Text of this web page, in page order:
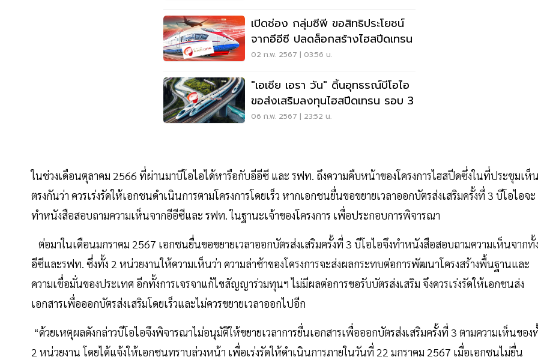
เปิดช่อง กลุ่มซีพี ขอสิทธิประโยชน์
จากอีอีซี ปลดล็อกสร้างไฮสปีดเทรน
02 ก.พ. 2567 | 03:56 น.
"เอเชีย เอรา วัน" ดิ้นอุทธรณ์บีโอไอ
ขอส่งเสริมลงทุนไฮสปีดเทรน รอบ 3
06 ก.พ. 2567 | 23:52 น.
ในช่วงเดือนตุลาคม 2566 ที่ผ่านมาบีโอไอได้หารือกับอีอีซี และ รฟท. ถึงความคืบหน้าของโครงการไฮสปีดซึ่งในที่ประชุมเห็
ตรงกันว่า ควรเร่งรัดให้เอกชนดำเนินการตามโครงการโดยเร็ว หากเอกชนยื่นขอขยายเวลาออกบัตรส่งเสริมครั้งที่ 3 บีโอไอจะ
ทำหนังสือสอบถามความเห็นจากอีอีซีและ รฟท. ในฐานะเจ้าของโครงการ เพื่อประกอบการพิจารณา
ต่อมาในเดือนมกราคม 2567 เอกชนยื่นขอขยายเวลาออกบัตรส่งเสริมครั้งที่ 3 บีโอไอจึงทำหนังสือสอบถามความเห็นจากทั้
อีซีและรฟท. ซึ่งทั้ง 2 หน่วยงานให้ความเห็นว่า ความล่าช้าของโครงการจะส่งผลกระทบต่อการพัฒนาโครงสร้างพื้นฐานและ
ความเชื่อมั่นของประเทศ อีกทั้งการเจรจาแก้ไขสัญญาร่วมทุนฯ ไม่มีผลต่อการขอรับบัตรส่งเสริม จึงควรเร่งรัดให้เอกชนส่ง
เอกสารเพื่อออกบัตรส่งเสริมโดยเร็วและไม่ควรขยายเวลาออกไปอีก
“ด้วยเหตุผลดังกล่าวบีโอไอจึงพิจารณาไม่อนุมัติให้ขยายเวลาการยื่นเอกสารเพื่อออกบัตรส่งเสริมครั้งที่ 3 ตามความเห็นของ
2 หน่วยงาน โดยได้แจ้งให้เอกชนทราบล่วงหน้า เพื่อเร่งรัดให้ดำเนินการภายในวันที่ 22 มกราคม 2567 เมื่อเอกชนไม่ยื่น